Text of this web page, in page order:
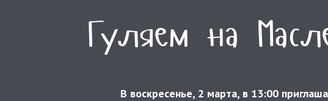
Гуляем на
В воскресенье, 2 марта, в 13:00